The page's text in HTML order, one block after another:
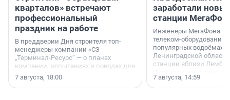
кварталов» встречают
профессиональный
праздник на работе
В преддверии Дня строителя топ-
менеджеры компании «СЗ
„Терминал-Ресурс“ — о планах
компании, испытаниях и поводах для
осторожного оптимизма.
7 августа, 18:00
заработали
станции
Инженеры МегаФона
телеком-оборудование
популярных водоёмах
Ленинградской
станции вблизи
недалеко от Большого
водопада.
7 августа, 14:59